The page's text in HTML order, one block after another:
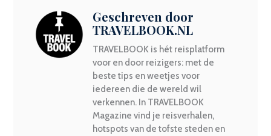
Geschreven door
TRAVELBOOK.NL
TRAVELBOOK is hét reisplatform
voor en door reizigers: met de
beste tips en weetjes voor
iedereen die de wereld wil
verkennen. In TRAVELBOOK
Magazine vind je reisverhalen,
hotspots van de tofste steden en